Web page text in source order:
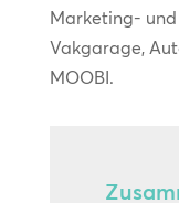
Marketing-
Vakgarage,
MOOBI.